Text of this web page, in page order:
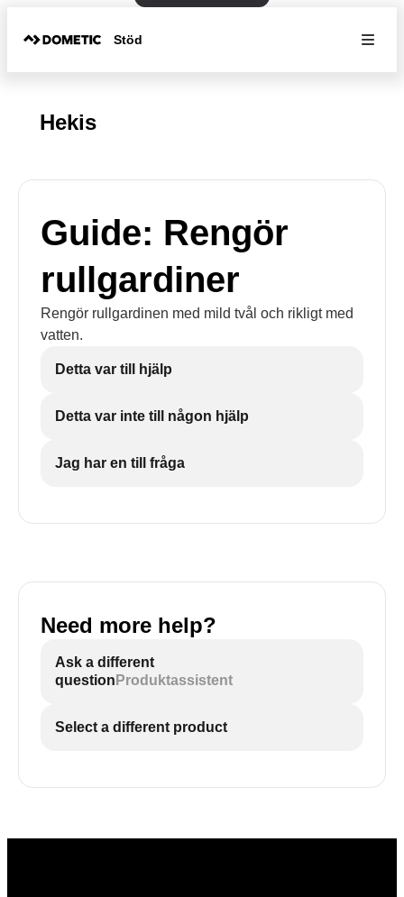
Stöd
Hekis
Guide: Rengör
rullgardiner
Rengör rullgardinen med mild tvål och rikligt med
vatten.
Detta var till hjälp
Detta var inte till någon hjälp
Jag har en till fråga
Need more help?
Ask a different
question Produktassistent
Select a different product